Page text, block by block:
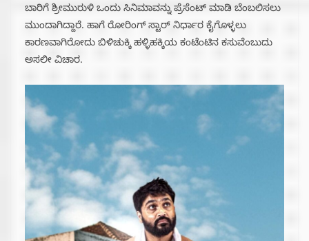
ಬಾರಿಗೆ ಶ್ರೀಮುರುಳಿ ಒಂದು ಸಿನಿಮಾವನ್ನು ಪ್ರೆಸೆಂಟ್ ಮಾಡಿ ಬೆಂಬಲಿಸಲು
ಮುಂದಾಗಿದ್ದಾರೆ. ಹಾಗೆ ರೋರಿಂಗ್ ಸ್ಟಾರ್ ನಿರ್ಧಾರ ಕೈಗೊಳ್ಳಲು
ಕಾರಣವಾಗಿರೋದು ಬಿಳಿಚುಕ್ಕಿ ಹಳ್ಳಿಹಕ್ಕಿಯ ಕಂಟೆಂಟಿನ ಕಸುವೆಂಬುದು
ಅಸಲೀ ವಿಚಾರ.